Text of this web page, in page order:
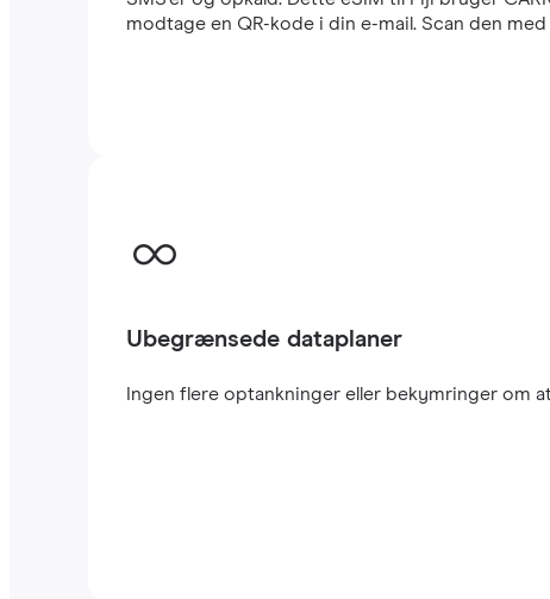
modtage en QR-kode i din e-mail. Scan den
Ubegrænsede dataplaner
Ingen flere optankninger eller bekymringer om